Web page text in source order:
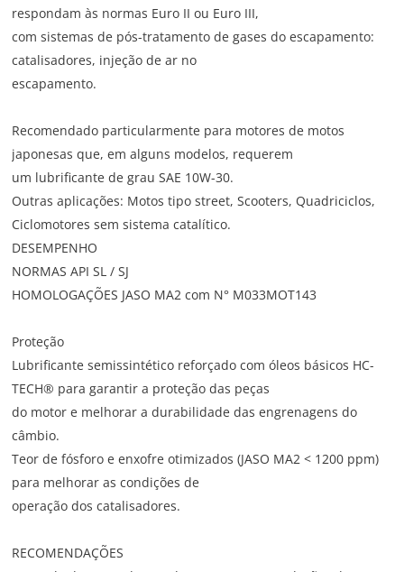
respondam às normas Euro II ou Euro III,
com sistemas de pós-tratamento de gases do escapamento:
catalisadores, injeção de ar no
escapamento.
Recomendado particularmente para motores de motos
japonesas que, em alguns modelos, requerem
um lubrificante de grau SAE 10W-30.
Outras aplicações: Motos tipo street, Scooters, Quadriciclos,
Ciclomotores sem sistema catalítico.
DESEMPENHO
NORMAS API SL / SJ
HOMOLOGAÇÕES JASO MA2 com N° M033MOT143
Proteção
Lubrificante semissintético reforçado com óleos básicos HC-
TECH® para garantir a proteção das peças
do motor e melhorar a durabilidade das engrenagens do
câmbio.
Teor de fósforo e enxofre otimizados (JASO MA2 < 1200 ppm)
para melhorar as condições de
operação dos catalisadores.
RECOMENDAÇÕES